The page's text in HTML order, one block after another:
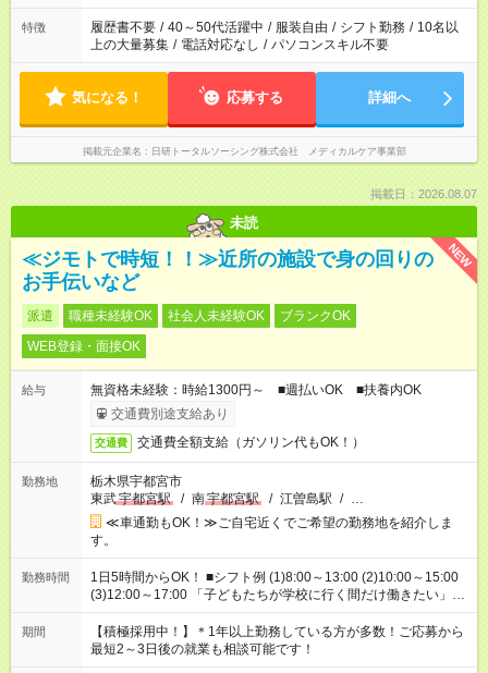
と、もう1つのお仕事の勤務時間が 合計で週40時間を超える場
合は応募できません。
特徴 履歴書不要 / 40～50代活躍中 / 服装自由 / シフト勤務 / 10名以
上の大量募集 / 電話対応なし / パソコンスキル不要
気になる！ 応募する 詳細へ
掲載元企業名 日研トータルソーシング株式会社 メディカルケア事業部
掲載日：2026.08.07
未読
NEW
≪ジモトで時短！！≫近所の施設で身の回りの
お手伝いなど
派遣 職種未経験OK 社会人未経験OK
ブランクOK
WEB登録・面接OK
給与
無資格未経験：時給1300円～ ■週払いOK ■扶養内OK
交通費別途支給あり
交通費 交通費全額支給（ガソリン代もOK！）
勤務地
栃木県宇都宮市
東武宇都宮駅 / 南宇都宮駅 / 江曽島駅 / …
≪車通勤もOK！≫ご自宅近くでご希望の勤務地を紹介しま
す。
勤務時間
1日5時間からOK！ ■シフト例 (1)8:00～13:00 (2)10:00～15:00
(3)12:00～17:00 「子どもたちが学校に行く間だけ働きたい」
「余裕を持って夕飯の準備がしたい」 「午前中は働いて、午後
はプライベートの時間にしたい」 など、ご希望を教えてくださ
いね。 ※Wワーク希望の方へ 今ご覧のお仕事で希望する勤務時
間と、もう1つのお仕事の勤務時間。 合計で週40時間を超える
期間
【積極採用中！】＊1年以上勤務している方が多数！ご応募から
最短2～3日後の就業も相談可能です！